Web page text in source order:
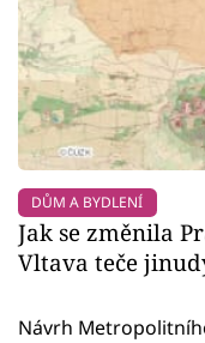
DŮM A BYDLENÍ
Jak se změnila
Vltava teče
Návrh